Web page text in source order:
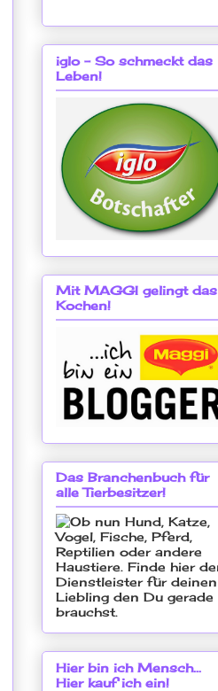
iglo - So schmeckt das
Leben!
Mit MAGGI gelingt das
Kochen!
Das Branchenbuch für
alle Tierbesitzer!
Hier bin ich Mensch...
Hier kauf ich ein!